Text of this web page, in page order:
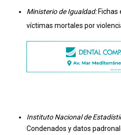
Ministerio de Igualdad:
víctimas mortales por
Instituto Nacional de
Condenados y datos